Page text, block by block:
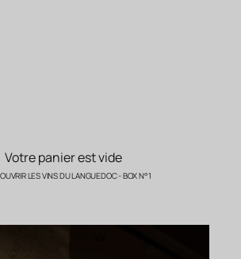
Votre panier est vide
LES VINS DU LANGUEDOC - BOX N°1